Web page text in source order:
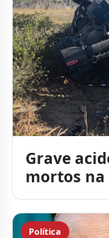
Grave
mortos na
Política